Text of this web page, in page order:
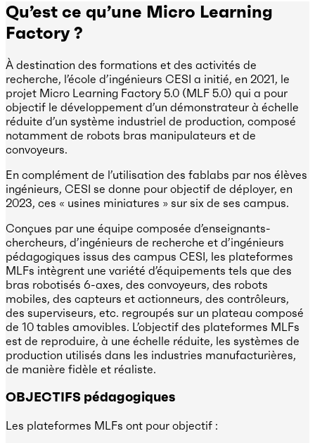
Qu’est ce qu’une Micro Learning
Factory ?
À destination des formations et des activités de
recherche, l’école d’ingénieurs CESI a initié, en 2021, le
projet Micro Learning Factory 5.0 (MLF 5.0) qui a pour
objectif le développement d’un démonstrateur à échelle
réduite d’un système industriel de production, composé
notamment de robots bras manipulateurs et de
convoyeurs.
En complément de l’utilisation des fablabs par nos élèves
ingénieurs, CESI se donne pour objectif de déployer, en
2023, ces « usines miniatures » sur six de ses campus.
Conçues par une équipe composée d’enseignants-
chercheurs, d’ingénieurs de recherche et d’ingénieurs
pédagogiques issus des campus CESI, les plateformes
MLFs intègrent une variété d’équipements tels que des
bras robotisés 6-axes, des convoyeurs, des robots
mobiles, des capteurs et actionneurs, des contrôleurs,
des superviseurs, etc. regroupés sur un plateau composé
de 10 tables amovibles. L’objectif des plateformes MLFs
est de reproduire, à une échelle réduite, les systèmes de
production utilisés dans les industries manufacturières,
de manière fidèle et réaliste.
OBJECTIFS pédagogiques
Les plateformes MLFs ont pour objectif :